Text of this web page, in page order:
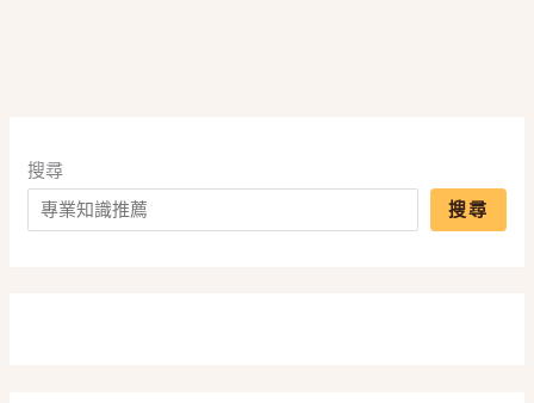
砂
輪、
砂
搜尋
搜尋